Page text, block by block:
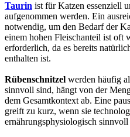
Taurin ist für Katzen essenziell
aufgenommen werden. Ein
notwendig, um den Bedarf der
einem hohen Fleischanteil ist oft
erforderlich, da es bereits
enthalten ist.
Rübenschnitzel werden häufig
sinnvoll sind, hängt von der
dem Gesamtkontext ab. Eine
greift zu kurz, wenn sie
ernährungsphysiologisch sinnvoll